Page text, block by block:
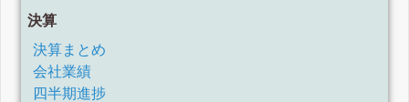
決算
決算まとめ
会社業績
四半期進捗